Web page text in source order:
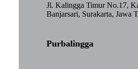
Jl. Kalingga Timur No.17,
Banjarsari, Surakarta, Jawa
Purbalingga